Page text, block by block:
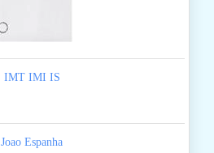
IMT IMI IS
Joao Espanha